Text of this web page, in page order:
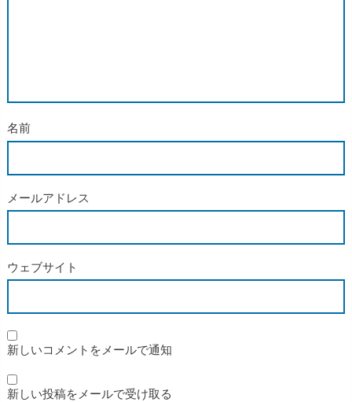
名前
メールアドレス
ウェブサイト
新しいコメントをメールで通知
新しい投稿をメールで受け取る